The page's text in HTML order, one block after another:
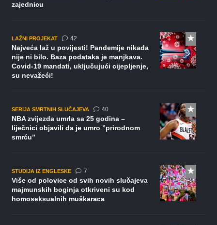
zajednicu
LAŽNI PROJEKAT 42komentara
Najveća laž u povijesti! Pandemije nikada
nije ni bilo. Baza podataka je manjkava.
Covid-19 mandati, uključujući cijepljenje,
su nevažeći!
SERIJA SMRTNIH SLUČAJEVA 40komentara
NBA zvijezda umrla sa 25 godina –
liječnici objavili da je umro ”prirodnom
smrću”
STUDIJA IZ ENGLESKE 7komentara
Više od polovice od svih novih slučajeva
majmunskih boginja otkriveni su kod
homoseksualnih muškaraca